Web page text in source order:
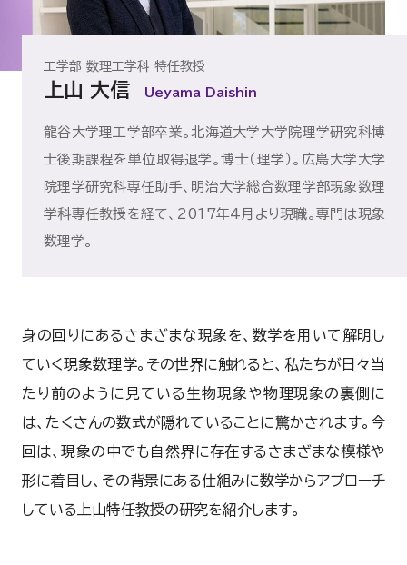
工学部 数理工学科 特任教授
上山 大信 Ueyama Daishin
龍谷大学理工学部卒業。北海道大学大学院理学研究科博
士後期課程を単位取得退学。博士（理学）。広島大学大学
院理学研究科専任助手、明治大学総合数理学部現象数理
学科専任教授を経て、2017年4月より現職。専門は現象
数理学。
身の回りにあるさまざまな現象を、数学を用いて解明し
ていく現象数理学。その世界に触れると、私たちが日々当
たり前のように見ている生物現象や物理現象の裏側に
は、たくさんの数式が隠れていることに驚かされます。今
回は、現象の中でも自然界に存在するさまざまな模様や
形に着目し、その背景にある仕組みに数学からアプローチ
している上山特任教授の研究を紹介します。
国際総合研究所